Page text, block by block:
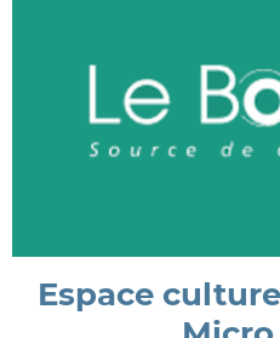
Espace